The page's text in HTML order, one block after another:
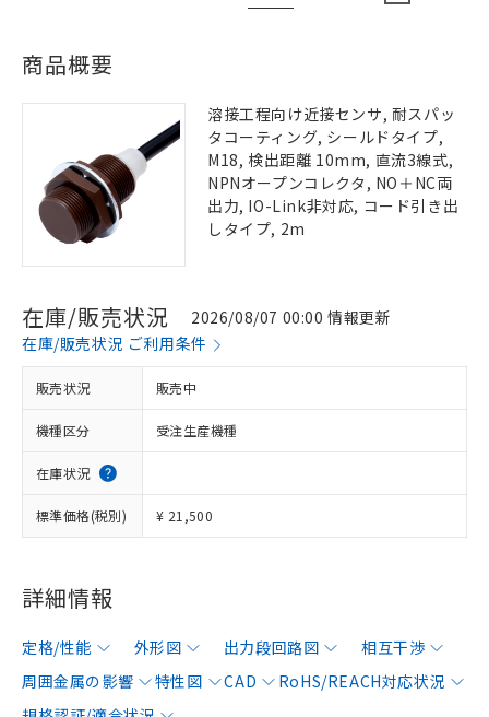
商品概要
溶接工程向け近接センサ, 耐スパッ
タコーティング, シールドタイプ,
M18, 検出距離 10mm, 直流3線式,
NPNオープンコレクタ, NO＋NC両
出力, IO-Link非対応, コード引き出
しタイプ, 2m
在庫/販売状況
2026/08/07 00:00 情報更新
在庫/販売状況 ご利用条件
販売状況 販売中
機種区分 受注生産機種
在庫状況
標準価格(税別) ¥ 21,500
詳細情報
定格/性能 外形図 出力段回路図
相互干渉
周囲金属の影響
特性図 CAD
RoHS/REACH対応状況